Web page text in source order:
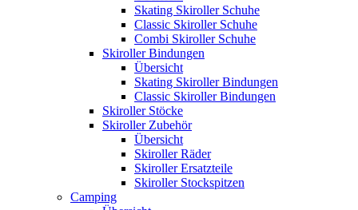
Skating Skiroller Schuhe
Classic Skiroller Schuhe
Combi Skiroller Schuhe
Skiroller Bindungen
Übersicht
Skating Skiroller Bindungen
Classic Skiroller Bindungen
Skiroller Stöcke
Skiroller Zubehör
Übersicht
Skiroller Räder
Skiroller Ersatzteile
Skiroller Stockspitzen
Camping